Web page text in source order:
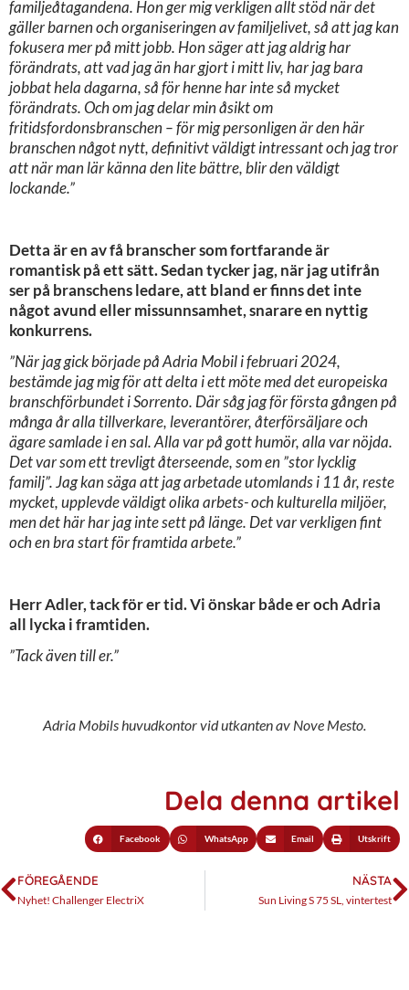
familjeåtagandena. Hon ger mig verkligen allt stöd när det
gäller barnen och organiseringen av familjelivet, så att jag kan
fokusera mer på mitt jobb. Hon säger att jag aldrig har
förändrats, att vad jag än har gjort i mitt liv, har jag bara
jobbat hela dagarna, så för henne har inte så mycket
förändrats. Och om jag delar min åsikt om
fritidsfordonsbranschen – för mig personligen är den här
branschen något nytt, definitivt väldigt intressant och jag tror
att när man lär känna den lite bättre, blir den väldigt
lockande.”
Detta är en av få branscher som fortfarande är
romantisk på ett sätt. Sedan tycker jag, när jag utifrån
ser på branschens ledare, att bland er finns det inte
något avund eller missunnsamhet, snarare en nyttig
konkurrens.
”När jag gick började på Adria Mobil i februari 2024,
bestämde jag mig för att delta i ett möte med det europeiska
branschförbundet i Sorrento. Där såg jag för första gången på
många år alla tillverkare, leverantörer, återförsäljare och
ägare samlade i en sal. Alla var på gott humör, alla var nöjda.
Det var som ett trevligt återseende, som en ”stor lycklig
familj”. Jag kan säga att jag arbetade utomlands i 11 år, reste
mycket, upplevde väldigt olika arbets- och kulturella miljöer,
men det här har jag inte sett på länge. Det var verkligen fint
och en bra start för framtida arbete.”
Herr Adler, tack för er tid. Vi önskar både er och Adria
all lycka i framtiden.
”Tack även till er.”
Adria Mobils huvudkontor vid utkanten av Nove Mesto.
Dela denna artikel
Facebook WhatsApp Email Utskrift
FÖREGÅENDE
Nyhet! Challenger ElectriX
NÄSTA
Sun Living S 75 SL, vintertest